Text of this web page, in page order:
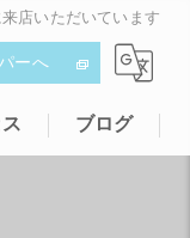
店いただいています
ーへ
ブログ